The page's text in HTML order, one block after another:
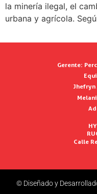
la minería ilegal, el
urbana y agrícola.
Gerente:
Jhefryn
Calle
© Diseñado y